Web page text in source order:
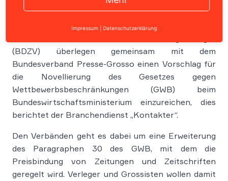
Der Verband Deutscher Zeitschriftenverleger (VDZ)
(BDZV) überlegen gemeinsam mit dem
Bundesverband Presse-Grosso einen Vorschlag für
die Novellierung des Gesetzes gegen
Wettbewerbsbeschränkungen (GWB) beim
Bundeswirtschaftsministerium einzureichen, dies
berichtet der Branchendienst „Kontakter“.
Den Verbänden geht es dabei um eine Erweiterung
des Paragraphen 30 des GWB, mit dem die
Preisbindung von Zeitungen und Zeitschriften
geregelt wird. Verleger und Grossisten wollen damit
Impressum Datenschutzerklärung